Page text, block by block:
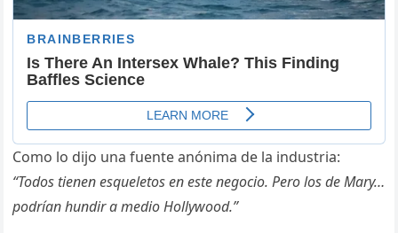
Como lo dijo una fuente anónima de la industria:
“Todos tienen esqueletos en este negocio. Pero los de Mary…
podrían hundir a medio Hollywood.”